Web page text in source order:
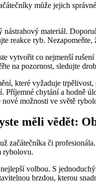
může jejich
materiál.
reakce ryb. ‌Nezapomeňte,
vytvořit⁣ co nejmenší
na pozornost, sledujte
které vyžaduje
​Příjemné chytání a hodně
měli vědět:
⁣začátečníka či
rybolovu.
volbou. S
brzdou, kterou‌